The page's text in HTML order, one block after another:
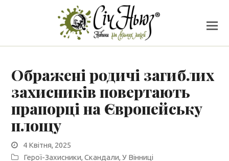
Ображені родичі загиблих
захисників повертають
прапорці на Європейську
площу
4 Квітня, 2025
Герої-Захисники,Скандали,У Вінниці